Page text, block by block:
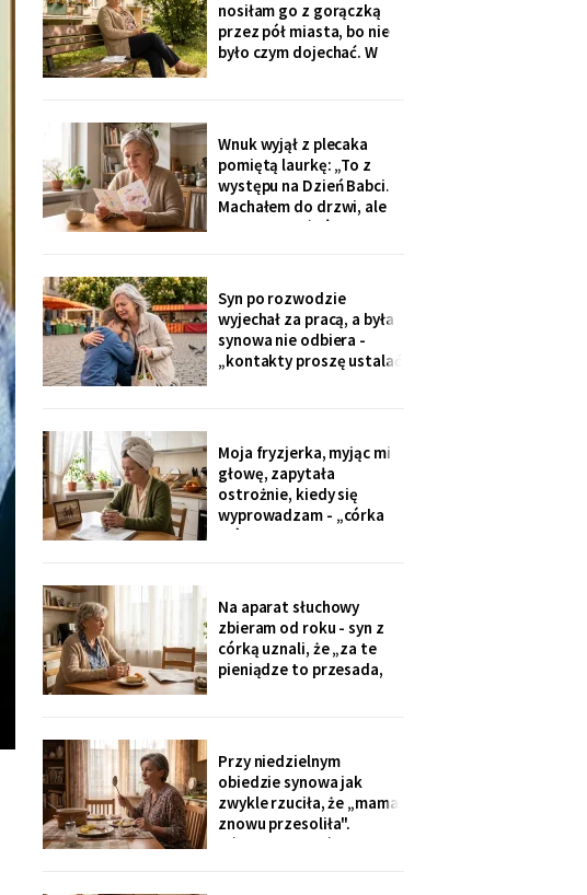
i usłyszałam, że „trzeba
było sobie
nosiłam go z gorączką
przez pół miasta, bo nie
było czym dojechać. W
prześwietlenie biodra.
„Mamo, od tego jest
teraz taksówka dla
seniorów, zamów sobie".
Zamówiłam - kierowca
Wnuk wyjął z plecaka
pomiętą laurkę: „To z
występu na Dzień Babci.
Machałem do drzwi, ale
nie przyszłaś". Żadnego
przekazuje je przez
rodziców. Córka
wzruszyła ramionami:
„No zapomniałam, mamo,
tyle się teraz
Syn po rozwodzie
wyjechał za pracą, a była
synowa nie odbiera -
„kontakty proszę ustalać
na rynku młodszy mnie
zobaczył, wyrwał jej się z
ręki i przybiegł. Zdążyłam
tylko przytulić.
Moja fryzjerka, myjąc mi
głowę, zapytała
ostrożnie, kiedy się
wyprowadzam - „córka
mówiła u nas w salonie,
czegoś mniejszego".
Niczego nie szukam. Nic
nie sprzedaję.
Na aparat słuchowy
zbieram od roku - syn z
córką uznali, że „za te
pieniądze to przesada,
swobodnie, bo mama i
tak nie słyszy. Słyszę
więcej, niż myślą. W
niedzielę usłyszałam, co
planują z moim
Przy niedzielnym
obiedzie synowa jak
zwykle rzuciła, że „mama
znowu przesoliła".
Ośmioletni Staś odłożył